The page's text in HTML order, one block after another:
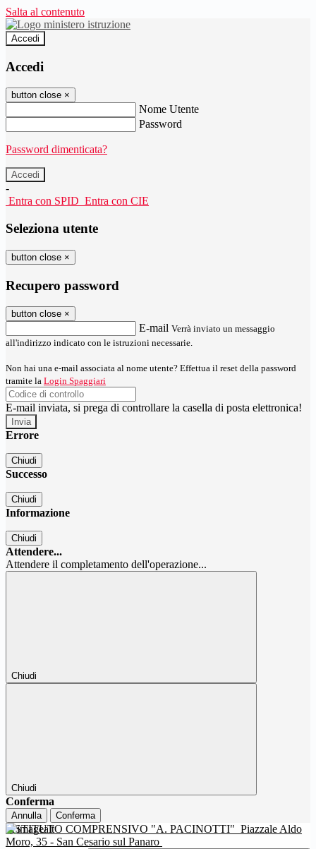
Salta al contenuto
Accedi
Accedi
button close ×
Nome Utente
Password
Password dimenticata?
-
Entra con SPID Entra con CIE
Seleziona utente
button close ×
Recupero password
button close ×
E-mail Verrà inviato un messaggio
all'indirizzo indicato con le istruzioni necessarie.
Non hai una e-mail associata al nome utente? Effettua il reset della password
tramite la Login Spaggiari
E-mail inviata, si prega di controllare la casella di posta elettronica!
Errore
Chiudi
Successo
Chiudi
Informazione
Chiudi
Attendere...
Attendere il completamento dell'operazione...
Chiudi
Chiudi
Conferma
Annulla Conferma
ISTITUTO COMPRENSIVO "A. PACINOTTI" Piazzale Aldo
Moro, 35 - San Cesario sul Panaro